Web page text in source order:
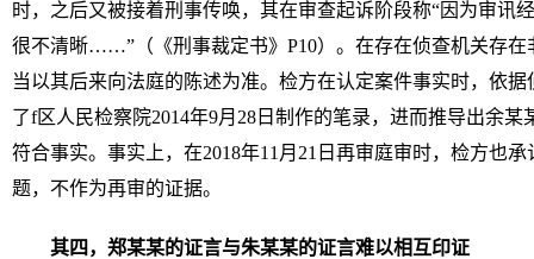
时，之后又被接着刑事传唤，其在审查起诉阶段称“因为审讯
很不清晰……”（《刑事裁定书》P10）。在存在侦查机关存在
当以其后来向法庭的陈述为准。检方在认定案件事实时，依
了f区人民检察院2014年9月28日制作的笔录，进而推导出余
符合事实。事实上，在2018年11月21日再审庭审时，检方也
题，不作为再审的证据。
其四，郑某某的证言与朱某某的证言难以相互印证